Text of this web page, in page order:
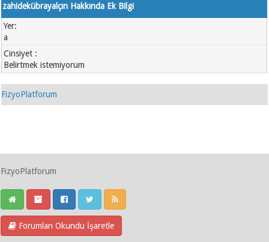
zahidekübrayalçın Hakkında Ek Bilgi
Yer:
a
Cinsiyet :
Belirtmek istemiyorum
FizyoPlatforum
FizyoPlatforum
Forumları Okundu İşaretle